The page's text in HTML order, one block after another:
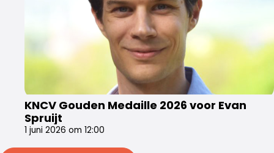
KNCV Gouden Medaille 2026 voor Evan
Spruijt
1 juni 2026 om 12:00